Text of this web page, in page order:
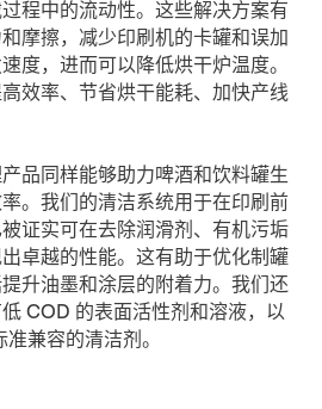
程中的流动性。这些解决方案有
摩擦，减少印刷机的卡罐和误加
度，进而可以降低烘干炉温度。
效率、节省烘干能耗、加快产线
品同样能够助力啤酒和饮料罐生
。我们的清洁系统用于在印刷前
证实可在去除润滑剂、有机污垢
卓越的性能。这有助于优化制罐
升油墨和涂层的附着力。我们还
COD 的表面活性剂和溶液，以
准兼容的清洁剂。